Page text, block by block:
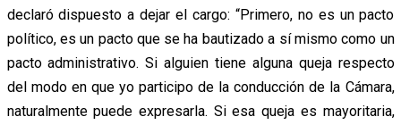
declaró dispuesto a dejar el cargo: “Primero, no es un pacto
político, es un pacto que se ha bautizado a sí mismo como un
pacto administrativo. Si alguien tiene alguna queja respecto
del modo en que yo participo de la conducción de la Cámara,
naturalmente puede expresarla. Si esa queja es mayoritaria,